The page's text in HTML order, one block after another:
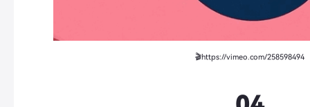
🎬https://vimeo.com/258598494